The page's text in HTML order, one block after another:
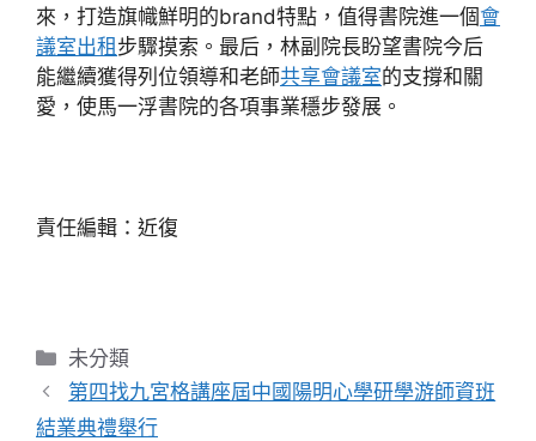
來，打造旗幟鮮明的brand特點，值得書院進一個會
議室出租 步驟摸索。最后，林副院長盼望書院今后
能繼續獲得列位領導和老師共享會議室的支撐和關
愛，使馬一浮書院的各項事業穩步發展。
責任編輯：近復
分
類
未分類
第四找九宮格講座屆中國陽明心學研學游師資班
結業典禮舉行